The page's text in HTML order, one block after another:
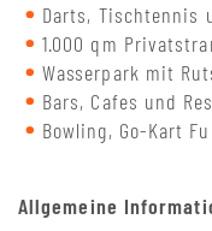
Darts, Tischtennis
1.000 qm
Wasserpark mit
Bars, Cafes und
Bowling, Go-Kart
Allgemeine